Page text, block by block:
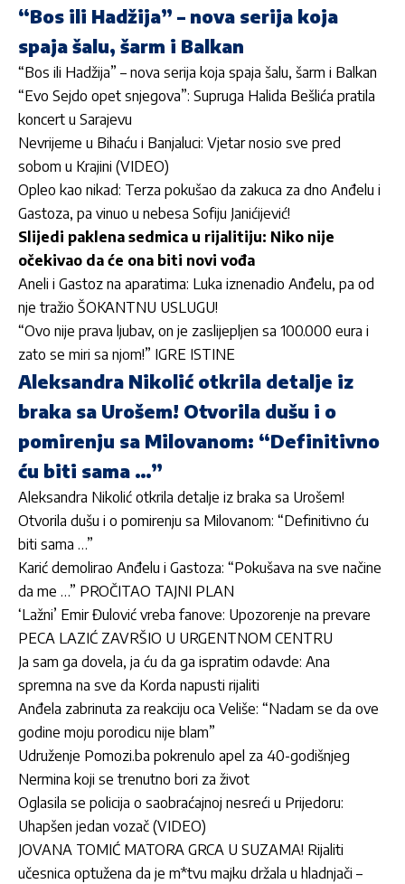
“Bos ili Hadžija” – nova serija koja
spaja šalu, šarm i Balkan
“Bos ili Hadžija” – nova serija koja spaja šalu, šarm i Balkan
“Evo Sejdo opet snjegova”: Supruga Halida Bešlića pratila
koncert u Sarajevu
Nevrijeme u Bihaću i Banjaluci: Vjetar nosio sve pred
sobom u Krajini (VIDEO)
Opleo kao nikad: Terza pokušao da zakuca za dno Anđelu i
Gastoza, pa vinuo u nebesa Sofiju Janićijević!
Slijedi paklena sedmica u rijalitiju: Niko nije
očekivao da će ona biti novi vođa
Aneli i Gastoz na aparatima: Luka iznenadio Anđelu, pa od
nje tražio ŠOKANTNU USLUGU!
“Ovo nije prava ljubav, on je zaslijepljen sa 100.000 eura i
zato se miri sa njom!” IGRE ISTINE
Aleksandra Nikolić otkrila detalje iz
braka sa Urošem! Otvorila dušu i o
pomirenju sa Milovanom: “Definitivno
ću biti sama …”
Aleksandra Nikolić otkrila detalje iz braka sa Urošem!
Otvorila dušu i o pomirenju sa Milovanom: “Definitivno ću
biti sama …”
Karić demolirao Anđelu i Gastoza: “Pokušava na sve načine
da me …” PROČITAO TAJNI PLAN
‘Lažni’ Emir Đulović vreba fanove: Upozorenje na prevare
PECA LAZIĆ ZAVRŠIO U URGENTNOM CENTRU
Ja sam ga dovela, ja ću da ga ispratim odavde: Ana
spremna na sve da Korda napusti rijaliti
Anđela zabrinuta za reakciju oca Veliše: “Nadam se da ove
godine moju porodicu nije blam”
Udruženje Pomozi.ba pokrenulo apel za 40-godišnjeg
Nermina koji se trenutno bori za život
Oglasila se policija o saobraćajnoj nesreći u Prijedoru:
Uhapšen jedan vozač (VIDEO)
JOVANA TOMIĆ MATORA GRCA U SUZAMA! Rijaliti
učesnica optužena da je m*tvu majku držala u hladnjači –